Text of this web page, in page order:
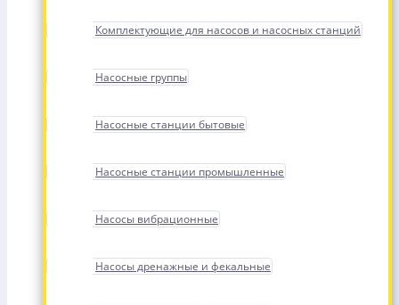
Комплектующие для насосов и насосных станций
Насосные группы
Насосные станции бытовые
Насосные станции промышленные
Насосы вибрационные
Насосы дренажные и фекальные